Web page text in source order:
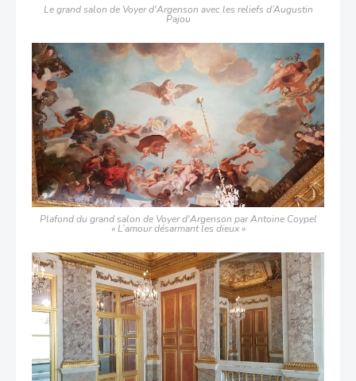
Le grand salon de Voyer d'Argenson avec les reliefs d’Augustin
Pajou
Plafond du grand salon de Voyer d'Argenson par Antoine Coypel
« L’amour désarmant les dieux »